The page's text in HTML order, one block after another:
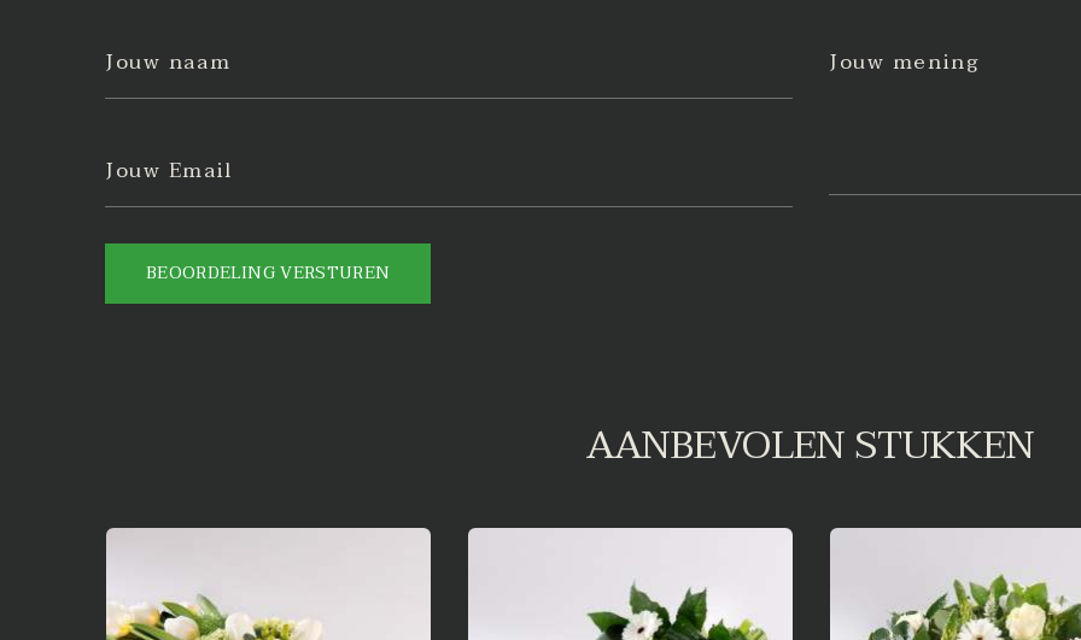
Jouw naam
Jouw Email
Jouw mening
BEOORDELING VERSTUREN
AANBEVOLEN STUKKEN